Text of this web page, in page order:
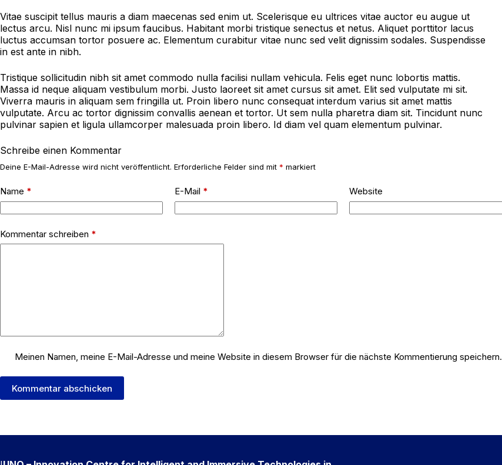
Vitae suscipit tellus mauris a diam maecenas sed enim ut. Scelerisque eu ultrices vitae auctor eu augue ut
lectus arcu. Nisl nunc mi ipsum faucibus. Habitant morbi tristique senectus et netus. Aliquet porttitor lacus
luctus accumsan tortor posuere ac. Elementum curabitur vitae nunc sed velit dignissim sodales. Suspendisse
in est ante in nibh.
Tristique sollicitudin nibh sit amet commodo nulla facilisi nullam vehicula. Felis eget nunc lobortis mattis.
Massa id neque aliquam vestibulum morbi. Justo laoreet sit amet cursus sit amet. Elit sed vulputate mi sit.
Viverra mauris in aliquam sem fringilla ut. Proin libero nunc consequat interdum varius sit amet mattis
vulputate. Arcu ac tortor dignissim convallis aenean et tortor. Ut sem nulla pharetra diam sit. Tincidunt nunc
pulvinar sapien et ligula ullamcorper malesuada proin libero. Id diam vel quam elementum pulvinar.
Schreibe einen Kommentar
Deine E-Mail-Adresse wird nicht veröffentlicht. Erforderliche Felder sind mit * markiert
Name * E-Mail * Website
Kommentar schreiben *
Meinen Namen, meine E-Mail-Adresse und meine Website in diesem Browser für die nächste Kommentierung speichern.
Kommentar abschicken